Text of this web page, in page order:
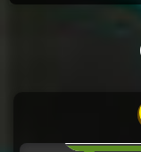
Я с
Закинул